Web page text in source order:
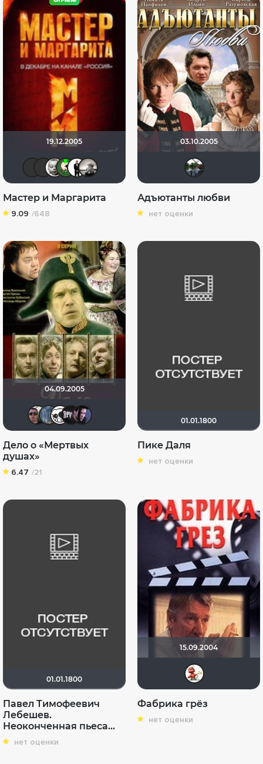
19.12.2005
vadim sXe
Валеpий
Мастер и Маргарита
9.09 /648
03.10.2005
Адъютанты любви
нет оценки
04.09.2005
Дмитрий Павлов
Дело о «Мертвых
душах»
6.47 /21
01.01.1800
Пике Даля
нет оценки
01.01.1800
Павел Тимофеевич
Лебешев.
Неоконченная пьеса...
нет оценки
15.09.2004
Фабрика грёз
нет оценки